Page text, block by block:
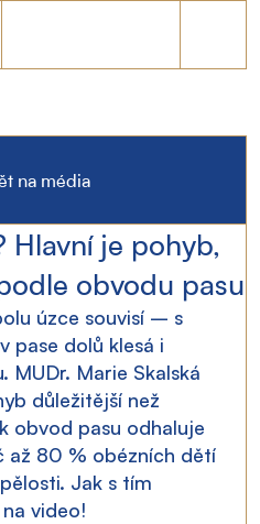
Hlavní je pohyb,
obvodu pasu
úzce souvisí – s
pase dolů klesá i
MUDr. Marie Skalská
důležitější než
obvod pasu odhaluje
až 80 % obézních dětí
Jak s tím
video!
na média